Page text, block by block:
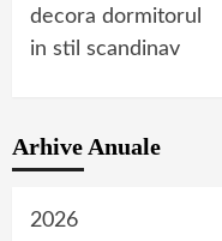
Arhive Anuale
2026